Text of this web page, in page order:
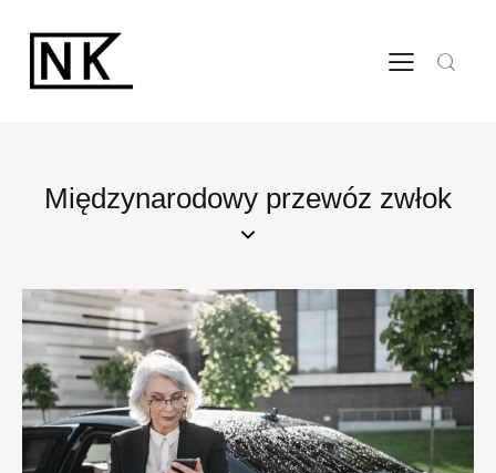
Międzynarodowy przewóz zwłok